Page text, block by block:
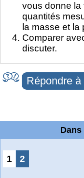
vous donne la
quantités
la masse et la
Comparer
discuter.
Répondre
1 2